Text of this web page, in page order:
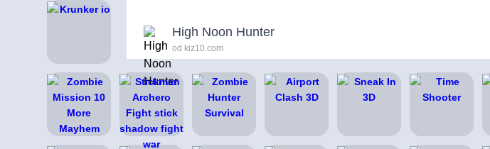
High Noon Hunter
od kiz10.com